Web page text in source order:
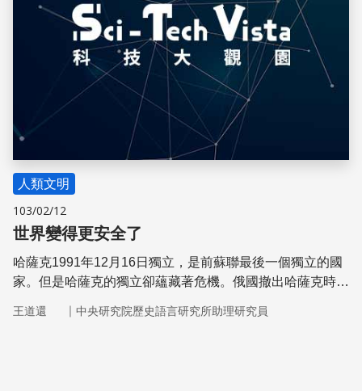
人類文明
103/02/12
世界變得更安全了
哈薩克1991年12月16日獨立，是前蘇聯最後一個獨立的國
家。但是哈薩克的獨立卻蘊藏著危機。俄國撤出哈薩克時，
王道還 ｜ 中央研究院歷史語言研究所助理研究員